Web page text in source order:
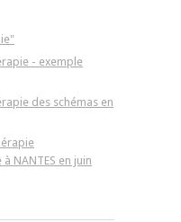
- exemple
des schémas en
NANTES en juin